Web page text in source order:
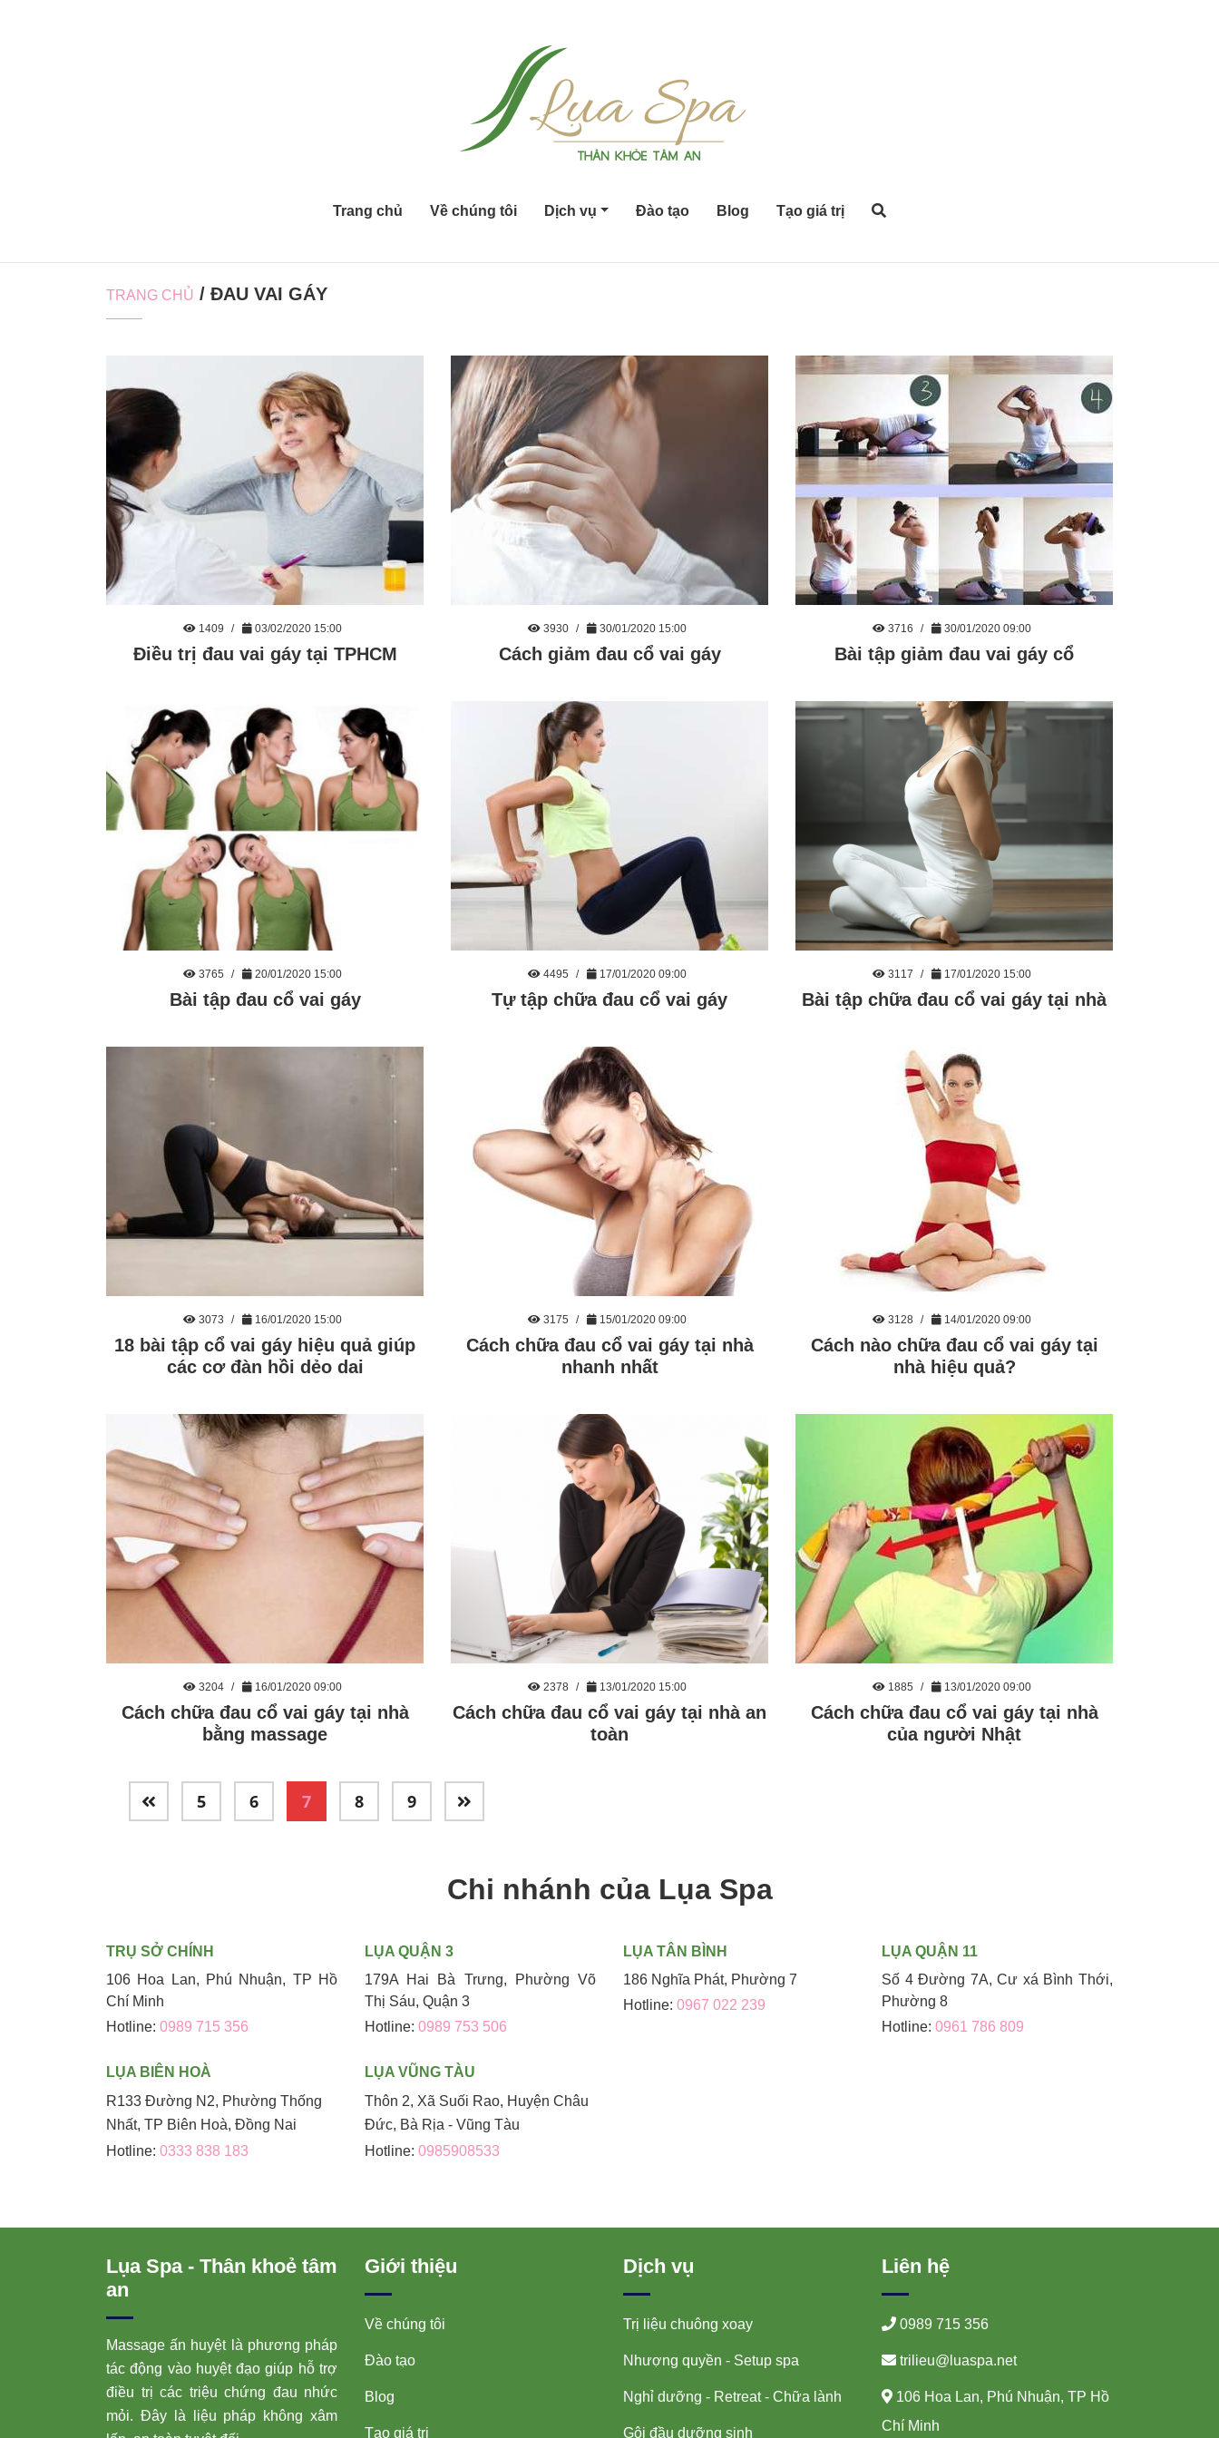
Trang chủ Về chúng tôi Dịch vụ Đào tạo Blog Tạo giá trị
TRANG CHỦ / ĐAU VAI GÁY
1409 03/02/2020 15:00
Điều trị đau vai gáy tại TPHCM
3930 30/01/2020 15:00
Cách giảm đau cổ vai gáy
3716 30/01/2020 09:00
Bài tập giảm đau vai gáy cổ
3765 20/01/2020 15:00
Bài tập đau cổ vai gáy
4495 17/01/2020 09:00
Tự tập chữa đau cổ vai gáy
3117 17/01/2020 15:00
Bài tập chữa đau cổ vai gáy tại nhà
3073 16/01/2020 15:00
18 bài tập cổ vai gáy hiệu quả giúp
các cơ đàn hồi dẻo dai
3175 15/01/2020 09:00
Cách chữa đau cổ vai gáy tại nhà
nhanh nhất
3128 14/01/2020 09:00
Cách nào chữa đau cổ vai gáy tại
nhà hiệu quả?
3204 16/01/2020 09:00
Cách chữa đau cổ vai gáy tại nhà
bằng massage
2378 13/01/2020 15:00
Cách chữa đau cổ vai gáy tại nhà an
toàn
1885 13/01/2020 09:00
Cách chữa đau cổ vai gáy tại nhà
của người Nhật
5 6 7 8 9
Chi nhánh của Lụa Spa
TRỤ SỞ CHÍNH
106 Hoa Lan, Phú Nhuận, TP Hồ
Chí Minh
Hotline: 0989 715 356
LỤA QUẬN 3
179A Hai Bà Trưng, Phường Võ
Thị Sáu, Quận 3
Hotline: 0989 753 506
LỤA TÂN BÌNH
186 Nghĩa Phát, Phường 7
Hotline: 0967 022 239
LỤA QUẬN 11
Số 4 Đường 7A, Cư xá Bình Thới,
Phường 8
Hotline: 0961 786 809
LỤA BIÊN HOÀ
R133 Đường N2, Phường Thống
Nhất, TP Biên Hoà, Đồng Nai
Hotline: 0333 838 183
LỤA VŨNG TÀU
Thôn 2, Xã Suối Rao, Huyện Châu
Đức, Bà Rịa - Vũng Tàu
Hotline: 0985908533
Lụa Spa - Thân khoẻ tâm
an
Massage ấn huyệt là phương pháp
tác động vào huyệt đạo giúp hỗ trợ
điều trị các triệu chứng đau nhức
mỏi. Đây là liệu pháp không xâm
Giới thiệu
Về chúng tôi
Đào tạo
Blog
Tạo giá trị
Dịch vụ
Trị liệu chuông xoay
Nhượng quyền - Setup spa
Nghỉ dưỡng - Retreat - Chữa lành
Gội đầu dưỡng sinh
Liên hệ
0989 715 356
trilieu@luaspa.net
106 Hoa Lan, Phú Nhuận, TP Hồ
Chí Minh